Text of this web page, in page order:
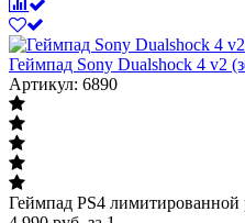
Геймпад Sony Dualshock 4 v2
Артикул: 6890
Геймпад PS4 лимитированной